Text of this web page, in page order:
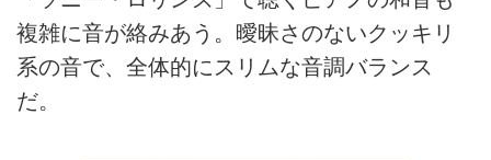
複雑に音が絡みあう。曖昧さのないクッキリ
系の音で、全体的にスリムな音調バランス
だ。